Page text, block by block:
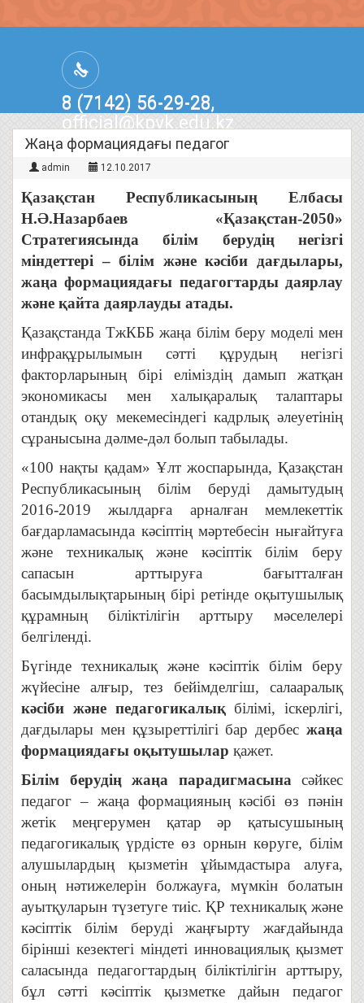
8 (7142) 56-29-28,
official@kpvk.edu.kz
г.Костанай, Проспект Кобыланды
Батыра, 3
Жаңа формациядағы педагог
admin 12.10.2017
Қазақстан Республикасының Елбасы
Н.Ә.Назарбаев «Қазақстан-2050»
Стратегиясында білім берудің негізгі
міндеттері – білім және кәсіби дағдылары,
жаңа формациядағы педагогтарды даярлау
және қайта даярлауды атады.
Қазақстанда ТжКББ жаңа білім беру моделі мен
инфрақұрылымын сәтті құрудың негізгі
факторларының бірі еліміздің дамып жатқан
экономикасы мен халықаралық талаптары
отандық оқу мекемесіндегі кадрлық әлеуетінің
сұранысына дәлме-дәл болып табылады.
«100 нақты қадам» Ұлт жоспарында, Қазақстан
Республикасының білім беруді дамытудың
2016-2019 жылдарға арналған мемлекеттік
бағдарламасында кәсіптің мәртебесін нығайтуға
және техникалық және кәсіптік білім беру
сапасын арттыруға бағытталған
басымдылықтарының бірі ретінде оқытушылық
құрамның біліктілігін арттыру мәселелері
белгіленді.
Бүгінде техникалық және кәсіптік білім беру
жүйесіне алғыр, тез бейімделгіш, салааралық
кәсіби және педагогикалықбілімі, іскерлігі,
дағдылары мен құзыреттілігі бар дербес жаңа
формациядағы оқытушылар қажет.
Білім берудің жаңа парадигмасына сәйкес
педагог – жаңа формацияның кәсібі өз пәнін
жетік меңгерумен қатар әр қатысушының
педагогикалық үрдісте өз орнын көруге, білім
алушылардың қызметін ұйымдастыра алуға,
оның нәтижелерін болжауға, мүмкін болатын
ауытқуларын түзетуге тиіс. ҚР техникалық және
кәсіптік білім беруді жаңғырту жағдайында
бірінші кезектегі міндеті инновациялық қызмет
саласында педагогтардың біліктілігін арттыру,
бұл сәтті кәсіптік қызметке дайын педагог